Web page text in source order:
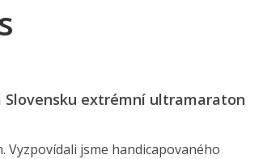
Slovensku extrémní ultramaraton
Vyzpovídali jsme handicapovaného